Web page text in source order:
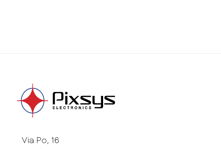
Via Po, 16